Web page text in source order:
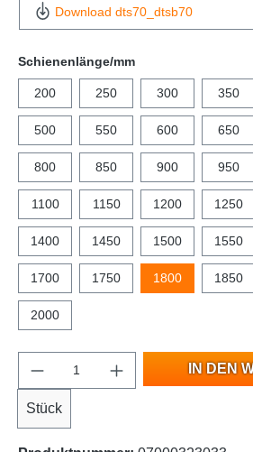
Download dts70_dtsb70
Schienenlänge/mm
200 250 300 350
500 550 600 650
800 850 900 950
1100 1150 1200 1250
1400 1450 1500 1550
1700 1750 1800 1850
2000
Stück
IN DEN